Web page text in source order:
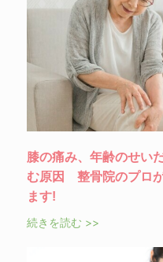
膝の痛み、年齢のせい
む原因 整骨院のプロ
ます!
続きを読む >>